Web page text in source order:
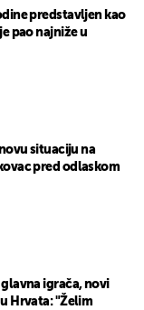
predstavljen kao
pao najniže u
situaciju na
pred odlaskom
igrača, novi
Hrvata: "Želim